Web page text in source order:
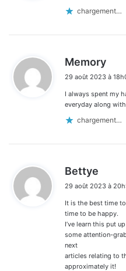
chargement…
Memory
t
:
29 août 2023 à
I always spent my
everyday along
chargement…
Bettye
t
:
29 août 2023 à
It is the best time
time to be happy.
I’ve learn this put
some attention-
next
articles relating to
approximately it!